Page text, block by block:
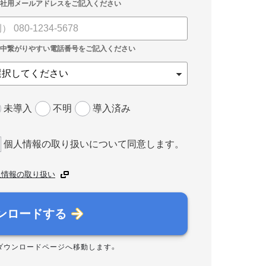
未導入 不明 導入済み
個人情報の取り扱いについて同意します。
報の取り扱い
ロードする
ウンロードページへ移動します。